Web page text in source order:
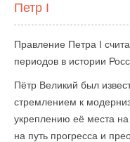
Петр I
Правление Петра I
периодов в истории
Пётр Великий был
стремлением к
укреплению её места
на путь прогресса и